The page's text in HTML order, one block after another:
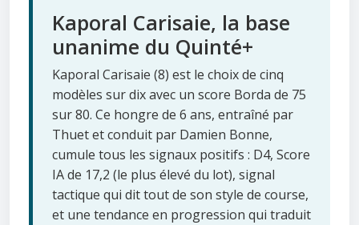
Kaporal Carisaie, la base
unanime du Quinté+
Kaporal Carisaie (8) est le choix de cinq
modèles sur dix avec un score Borda de 75
sur 80. Ce hongre de 6 ans, entraîné par
Thuet et conduit par Damien Bonne,
cumule tous les signaux positifs : D4, Score
IA de 17,2 (le plus élevé du lot), signal
tactique qui dit tout de son style de course,
et une tendance en progression qui traduit